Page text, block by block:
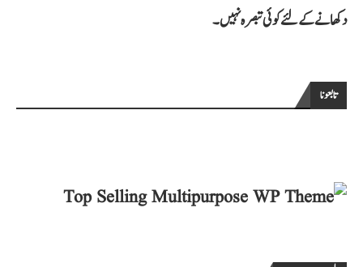
دکھانے کے لئے کوئی تبصرہ نہیں۔
تابعونا